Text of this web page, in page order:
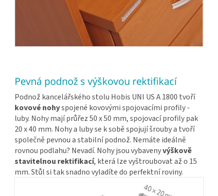
Pevná podnož s výškovou rektifikací
Podnož kancelářského stolu Hobis UNI US A 1800 tvoří
kovové nohyspojené kovovými spojovacími profily -
luby. Nohy mají průřez 50 x 50 mm, spojovací profily pak
20 x 40 mm. Nohy a luby se k sobě spojují šrouby a tvoří
společně pevnou a stabilní podnož. Nemáte ideálně
rovnou podlahu? Nevadí. Nohy jsou vybavenyvýškově
stavitelnou rektifikací, která lze vyštroubovat až o 15
mm. Stůl si tak snadno vyladíte do perfektní roviny.